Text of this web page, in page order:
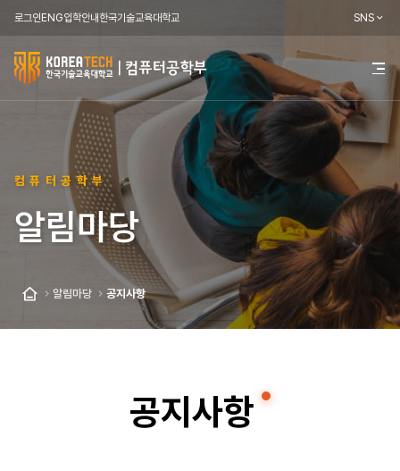
로그인ENG입학안내한국기술교육대학교 SNS
한
국
교
육
학
교
전
메
기
컴퓨터공학부
알림마당
알림마당 공지사항
공지사항